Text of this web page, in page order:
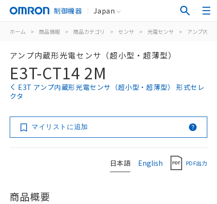
制御機器 Japan
ホーム > 商品情報 > 商品カテゴリ > センサ > 光電センサ > アンプ内蔵
アンプ内蔵形光電センサ（超小型・超薄型）
E3T-CT14 2M
E3T アンプ内蔵形光電センサ（超小型・超薄型） 形式セレ
クタ
マイリストに追加
日本語 English PDF出力
商品概要